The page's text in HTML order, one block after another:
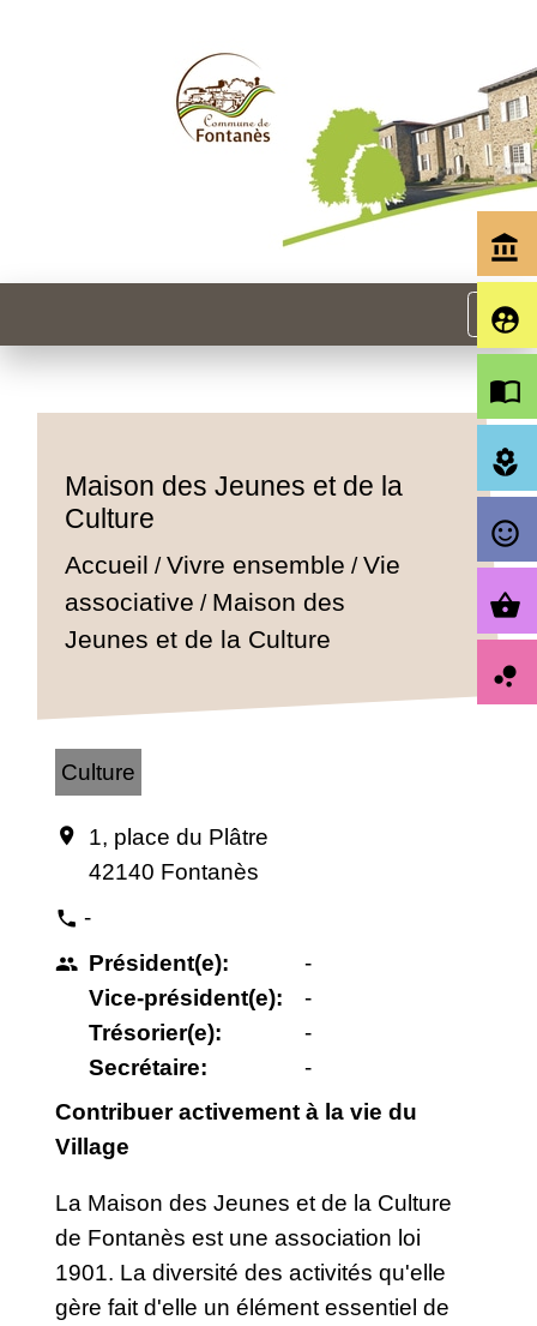
menu
Maison des Jeunes et de la
Culture
Accueil /Vivre ensemble /Vie
associative / Maison des
Jeunes et de la Culture
Culture
location_on
1, place du Plâtre
42140 Fontanès
phone -
people Président(e):
Vice-président(e):
Trésorier(e):
Secrétaire:
-
-
-
-
Contribuer activement à la vie du
Village
La Maison des Jeunes et de la Culture
de Fontanès est une association loi
1901. La diversité des activités qu'elle
gère fait d'elle un élément essentiel de
account_balance
supervised_user_circle
import_contacts
local_florist
sentiment_satisfied_alt
shopping_basket
bubble_chart